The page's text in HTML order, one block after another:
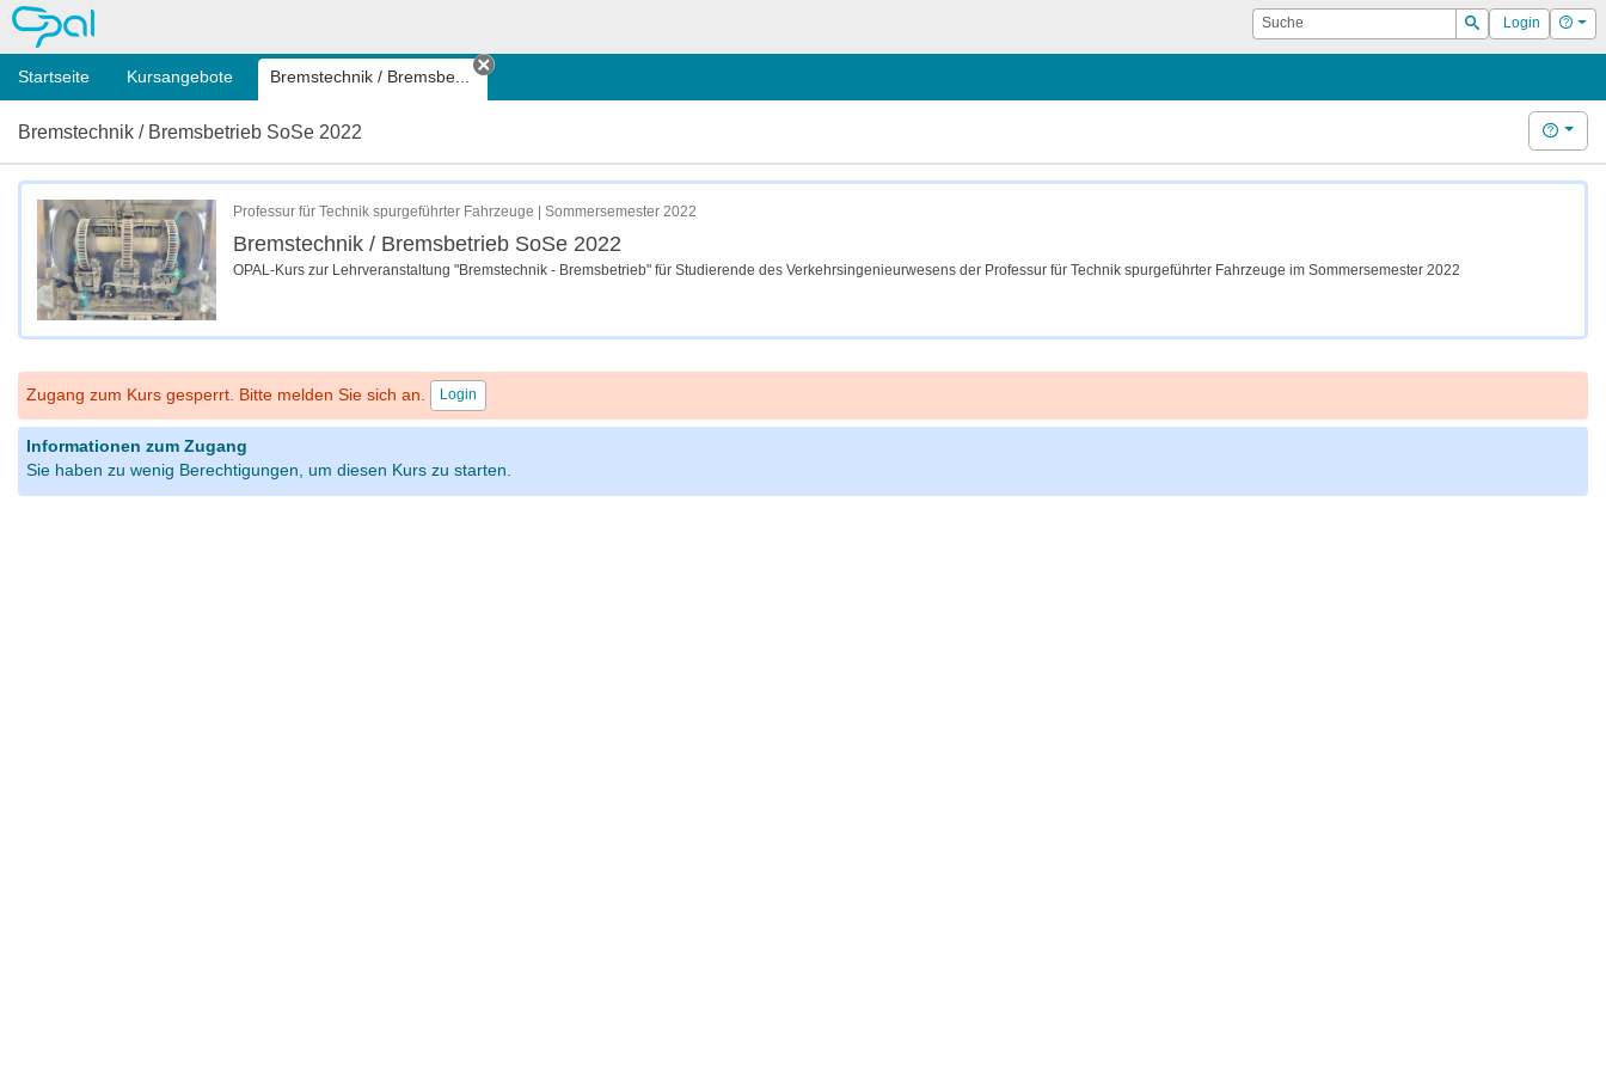
OPAL Suche
Suchen
Login Hilfe
Startseite Kursangebote Bremstechnik / Bremsbe...
Tab schließen
Bremstechnik / Bremsbetrieb SoSe 2022 Hilfe
Professur für Technik spurgeführter Fahrzeuge | Sommersemester 2022
Bremstechnik / Bremsbetrieb SoSe 2022
OPAL-Kurs zur Lehrveranstaltung "Bremstechnik - Bremsbetrieb" für Studierende des Verkehrsingenieurwesens der Professur für Technik spurgeführter Fahrzeuge im Sommersemester 2022
Zugang zum Kurs gesperrt. Bitte melden Sie sich an. Login
Informationen zum Zugang
Sie haben zu wenig Berechtigungen, um diesen Kurs zu starten.